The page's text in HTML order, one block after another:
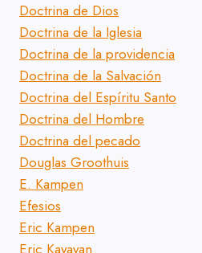
Doctrina de Dios
Doctrina de la Iglesia
Doctrina de la providencia
Doctrina de la Salvación
Doctrina del Espíritu Santo
Doctrina del Hombre
Doctrina del pecado
Douglas Groothuis
E. Kampen
Efesios
Eric Kampen